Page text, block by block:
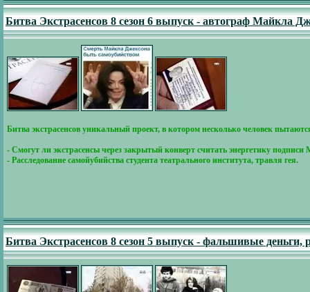
Битва Экстрасенсов 8 сезон 6 выпуск - автограф Майкла
Битва экстрасенсов уникальный проект, в котором несколько человек
- Смогут ли экстрасенсы через закрытый конверт считать энергетику
- Расследование самойубийства студента театрального института, травля гея.
Битва Экстрасенсов 8 сезон 5 выпуск - фальшивые деньги,